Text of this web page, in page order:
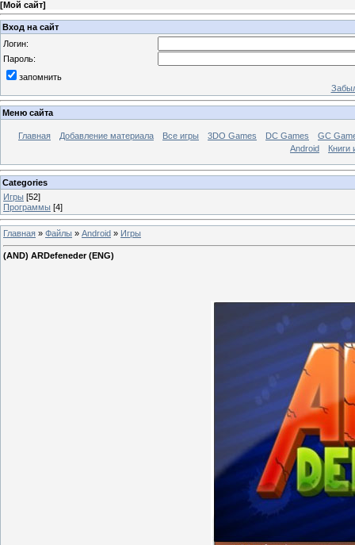
[Мой сайт]
Вход на сайт
Логин:
Пароль:
запомнить
Меню сайта
Главная Добавление материала Все игры 3DO Games DC Games
GC
Android
Книги
Categories
Игры [52]
Программы [4]
Главная » Файлы » Android » Игры
(AND) ARDefeneder (ENG)